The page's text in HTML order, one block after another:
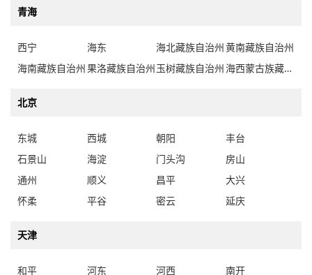
青海
西宁 海东 海北藏族自治州黄南藏族自治州
海南藏族自治州果洛藏族自治州玉树藏族自治州 海西蒙古族藏族自治州
北京
东城 西城 朝阳
丰台
石景山
海淀 门头沟
房山
通州
顺义 昌平
大兴
怀柔
平谷 密云 延庆
天津
和平 河东 河西
南开